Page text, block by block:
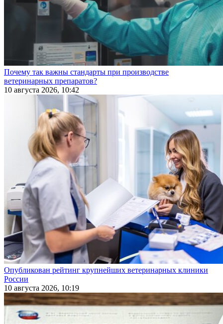
Почему так важны стандарты при производстве
ветеринарных препаратов?
10 августа 2026, 10:42
Опубликован рейтинг крупнейших ветеринарных клиники
России
10 августа 2026, 10:19